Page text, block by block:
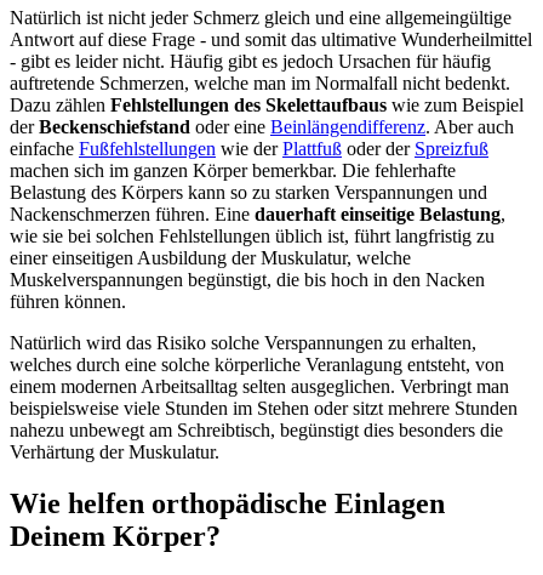
Natürlich ist nicht jeder Schmerz gleich und eine allgemeingültige
Antwort auf diese Frage - und somit das ultimative Wunderheilmittel
- gibt es leider nicht. Häufig gibt es jedoch Ursachen für häufig
auftretende Schmerzen, welche man im Normalfall nicht bedenkt.
Dazu zählen Fehlstellungen des Skelettaufbaus wie zum Beispiel
derBeckenschiefstand oder eine Beinlängendifferenz. Aber auch
einfache Fußfehlstellungen wie derPlattfuß oder der Spreizfuß
machen sich im ganzen Körper bemerkbar. Die fehlerhafte
Belastung des Körpers kann so zu starken Verspannungen und
Nackenschmerzen führen. Eine dauerhaft einseitige Belastung,
wie sie bei solchen Fehlstellungen üblich ist, führt langfristig zu
einer einseitigen Ausbildung der Muskulatur, welche
Muskelverspannungen begünstigt, die bis hoch in den Nacken
führen können.
Natürlich wird das Risiko solche Verspannungen zu erhalten,
welches durch eine solche körperliche Veranlagung entsteht, von
einem modernen Arbeitsalltag selten ausgeglichen. Verbringt man
beispielsweise viele Stunden im Stehen oder sitzt mehrere Stunden
nahezu unbewegt am Schreibtisch, begünstigt dies besonders die
Verhärtung der Muskulatur.
Wie helfen orthopädische Einlagen
Deinem Körper?